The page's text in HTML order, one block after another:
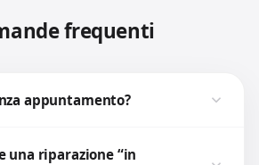
frequenti
appuntamento?
una riparazione “in